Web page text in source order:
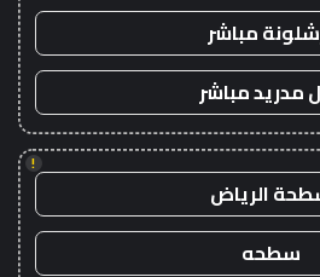
مباشر
مدريد مباشر
!
الرياض
سطحه